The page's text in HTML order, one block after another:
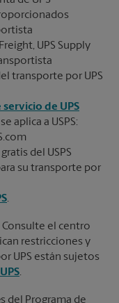
UPS Supply
transporte por UPS
de UPS
aplica a USPS:
del USPS
su transporte por
.
el centro
restricciones y
UPS están sujetos
.
del Programa de